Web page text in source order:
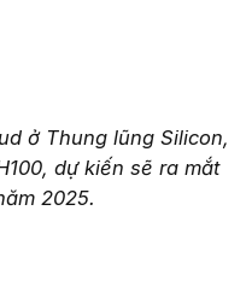
ở Thung lũng Silicon,
dự kiến sẽ ra mắt
2025.